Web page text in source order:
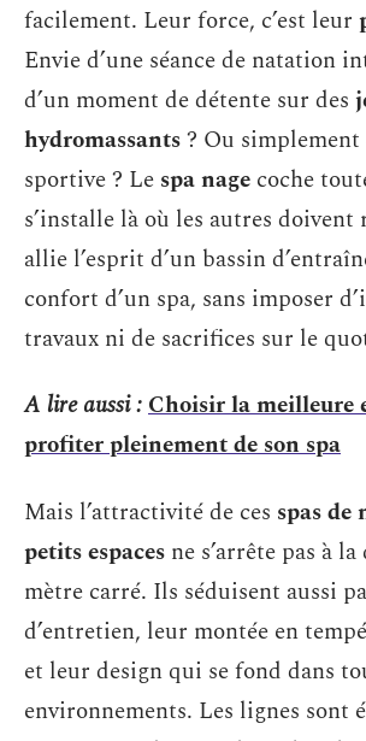
facilement. Leur force, c’est leur
Envie d’une séance de natation
d’un moment de détente sur des
hydromassants? Ou simplement
sportive ? Le spa nage coche
s’installe là où les autres doivent
allie l’esprit d’un bassin
confort d’un spa, sans imposer
travaux ni de sacrifices sur le
A lire aussi :Choisir la meilleure
profiter pleinement de son spa
Mais l’attractivité de ces spas de
petits espaces ne s’arrête pas à
mètre carré. Ils séduisent aussi
d’entretien, leur montée en
et leur design qui se fond dans
environnements. Les lignes sont